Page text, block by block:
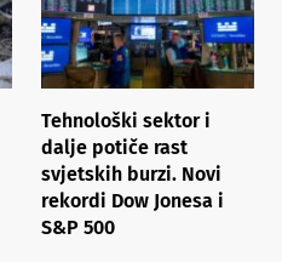
Tehnološki sektor i
dalje potiče rast
svjetskih burzi. Novi
rekordi Dow Jonesa i
S&P 500